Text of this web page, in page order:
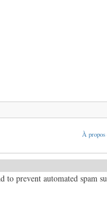
À propos
prevent automated spam